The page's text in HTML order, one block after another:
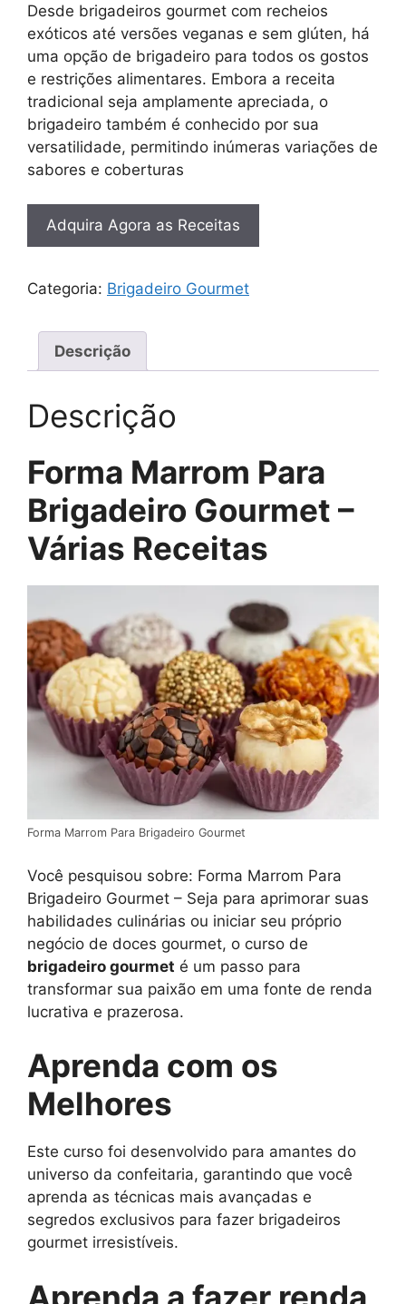
Desde brigadeiros gourmet com recheios
exóticos até versões veganas e sem glúten, há
uma opção de brigadeiro para todos os gostos
e restrições alimentares. Embora a receita
tradicional seja amplamente apreciada, o
brigadeiro também é conhecido por sua
versatilidade, permitindo inúmeras variações de
sabores e coberturas
Adquira Agora as Receitas
Categoria: Brigadeiro Gourmet
Descrição
Descrição
Forma Marrom Para
Brigadeiro Gourmet –
Várias Receitas
Forma Marrom Para Brigadeiro Gourmet
Você pesquisou sobre: Forma Marrom Para
Brigadeiro Gourmet – Seja para aprimorar suas
habilidades culinárias ou iniciar seu próprio
negócio de doces gourmet, o curso de
brigadeiro gourmet é um passo para
transformar sua paixão em uma fonte de renda
lucrativa e prazerosa.
Aprenda com os
Melhores
Este curso foi desenvolvido para amantes do
universo da confeitaria, garantindo que você
aprenda as técnicas mais avançadas e
segredos exclusivos para fazer brigadeiros
gourmet irresistíveis.